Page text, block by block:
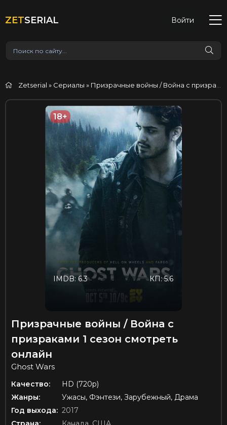
ZETSERIAL Войти
Zetserial » Сериалы » Призрачные войны / Война с призраками
18+
КП: 5.6
IMDB: 6.3
Призрачные войны / Война с
призраками 1 сезон смотреть
онлайн
Ghost Wars
Качество:
HD (720p)
Жанры:
Ужасы, Фэнтези, Зарубежный, Драма
Год выхода: 2017